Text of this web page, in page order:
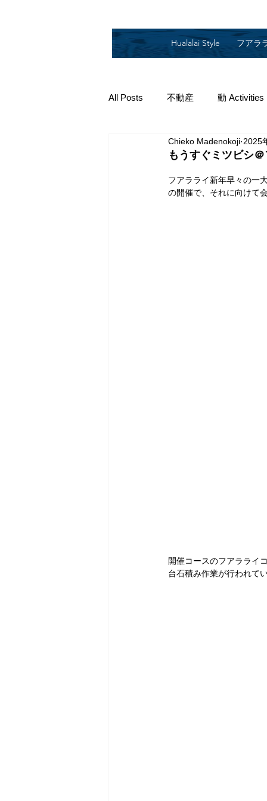
Hualalai Style フアラ
All Posts 不動産 動 Activities
2018 2014
もうすぐミツビシ
Chieko Madenokoji 2025
フアラライ新年早々の一
の開催で、それに向けて
開催コースのフアラライ
台石積み作業が行われてい